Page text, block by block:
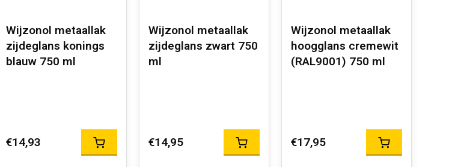
Wijzonol metaallak
zijdeglans konings
blauw 750 ml
€14,93
Wijzonol metaallak
zijdeglans zwart 750
ml
€14,95
Wijzonol metaallak
hoogglans cremewit
(RAL9001) 750 ml
€17,95